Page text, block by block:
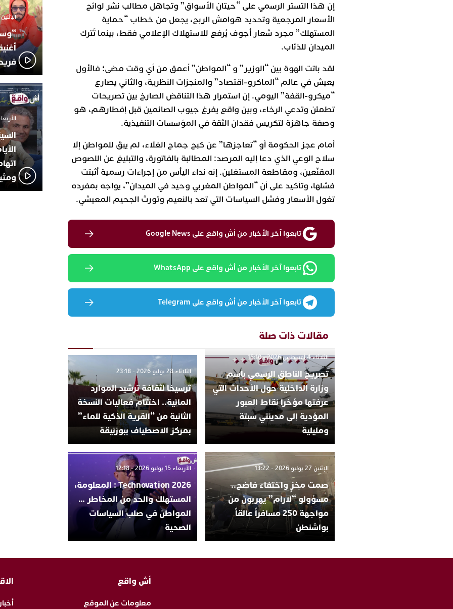
إن هذا التستر الرسمي على “حيتان الأسواق” وتجاهل مطالب نشر لوائح
الأسعار المرجعية وتحديد هوامش الربح، يجعل من خطاب “حماية
المستهلك” مجرد شعار أجوف يُرفع للاستهلاك الإعلامي فقط، بينما تُترك
الميدان للذئاب.
لقد باتت الهوة بين “الوزير” و “المواطن” أعمق من أي وقت مضى؛ فالأول
يعيش في عالم “الماكرو-اقتصاد” والمنجزات النظرية، والثاني يصارع
“ميكرو-القفة” اليومي. إن استمرار هذا التناقض الصارخ بين تصريحات
تطمئن وتدعي الرخاء، وبين واقع يفرغ جيوب الصائمين قبل إفطارهم، هو
وصفة جاهزة لتكريس فقدان الثقة في المؤسسات التنفيذية.
أمام عجز الحكومة أو “تعاجزها” عن كبح جماح الغلاء، لم يبقَ للمواطن إلا
سلاح الوعي الذي دعا إليه المرصد: المطالبة بالفاتورة، والتبليغ عن اللصوص
المقنّعين، ومقاطعة المستغلين. إنه نداء اليأس من إجراءات رسمية أثبتت
فشلها، وتأكيد على أن “المواطن المغربي وحيد في الميدان”، يواجه بمفرده
تغول الأسعار وفشل السياسات التي تعد بالنعيم وتورث الجحيم المعيشي.
تابعوا آخر الأخبار من أش واقع على Google News
تابعوا آخر الأخبار من أش واقع على WhatsApp
تابعوا آخر الأخبار من أش واقع على Telegram
مقالات ذات صلة
الثلاثاء 4 أغسطس 2026 - 15:10
تصريح الناطق الرسمي باسم
وزارة الداخلية حول الأحداث التي
عرفتها مؤخرا نقاط العبور
المؤدية إلى مدينتي سبتة
ومليلية
الثلاثاء 28 يوليو 2026 - 23:18
ترسيخا لثقافة ترشيد الموارد
المائية.. اختتام فعاليات النسخة
الثانية من “القرية الذكية للماء”
بمركز الاصطياف ببوزنيقة
الإثنين 27 يوليو 2026 - 13:22
صمت مخزٍ واختفاء فاضح..
مسؤولو “لارام” يهربون من
مواجهة 250 مسافراً عالقاً
بواشنطن
الأربعاء 15 يوليو 2026 - 12:18
Technovation 2026 : المعلومة،
المستهلك والحد من المخاطر …
المواطن في صلب السياسات
الصحية
الإثنين 6 أكتوبر 2025 - 17:31
فريد
الأربعاء 24 سبتمبر 2025 -
أش واقع
معلومات عن الموقع